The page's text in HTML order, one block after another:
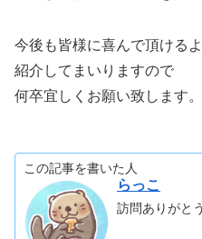
今後も皆様に喜んで頂ける
紹介してまいりますので
何卒宜しくお願い致します
この記事を書いた人
らっこ
訪問ありがと